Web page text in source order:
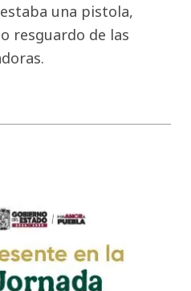
una pistola,
resguardo de las